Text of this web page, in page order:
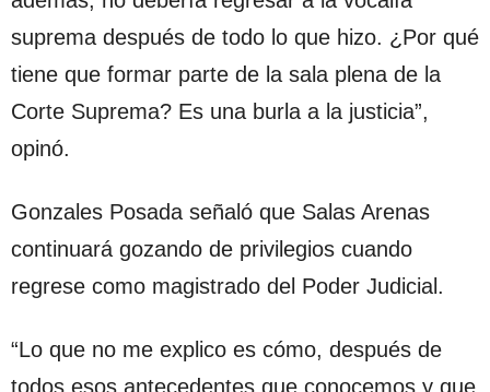
suprema después de todo lo que hizo. ¿Por qué
tiene que formar parte de la sala plena de la
Corte Suprema? Es una burla a la justicia”,
opinó.
Gonzales Posada señaló que Salas Arenas
continuará gozando de privilegios cuando
regrese como magistrado del Poder Judicial.
“Lo que no me explico es cómo, después de
todos esos antecedentes que conocemos y que